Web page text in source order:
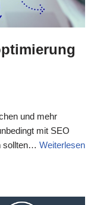
und mehr
mit SEO
sollten… Weiterlesen